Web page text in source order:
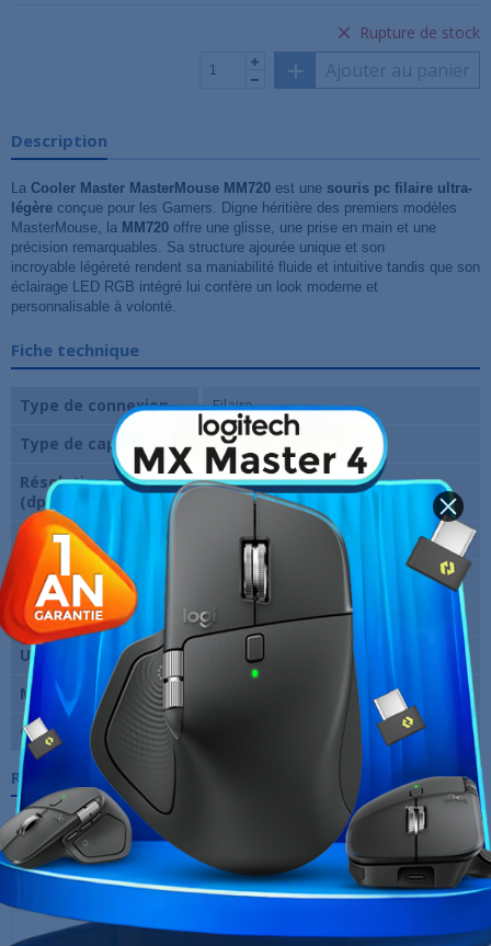
Rupture de stock
Ajouter au panier
Description
La Cooler Master MasterMouse MM720 est une souris pc filaire ultra-
légère conçue pour les Gamers. Digne héritière des premiers modèles
MasterMouse, la MM720 offre une glisse, une prise en main et une
précision remarquables. Sa structure ajourée unique et son
incroyable légèreté rendent sa maniabilité fluide et intuitive tandis que son
éclairage LED RGB intégré lui confère un look moderne et
personnalisable à volonté.
Fiche technique
Type de connexion
Filaire
Type de capteur
Optique
Résolution maximale
(dpi)
16000 Dpi
Nombre de boutons
Rétro-éclairage
Dimensions
105.42 x 76,52 x 37,35 mm
Utilisation
Gaming
Marque
Garantie
Références spécifiques
10 AUTRES PRODUITS DANS LA MÊME
CATÉGORIE :